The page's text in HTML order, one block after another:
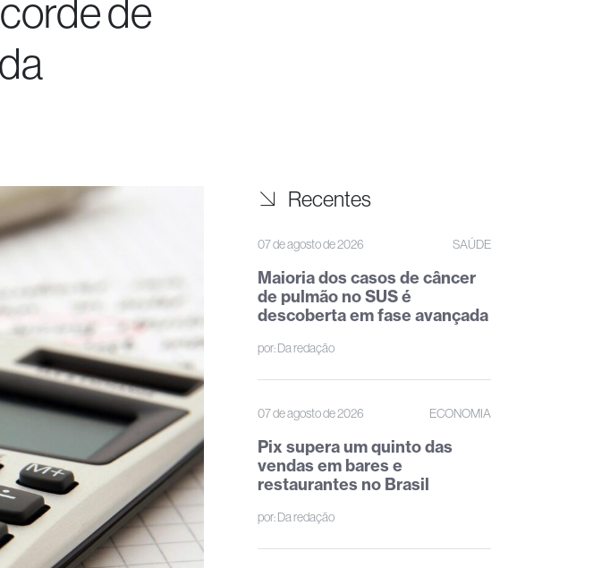
de
Recentes
07 de agosto de 2026 SAÚDE
Maioria dos casos de câncer
de pulmão no SUS é
descoberta em fase avançada
por:Da redação
07 de agosto de 2026 ECONOMIA
Pix supera um quinto das
vendas em bares e
restaurantes no Brasil
por:Da redação